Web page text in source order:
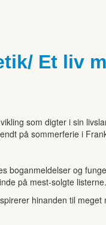
Et liv
som digter i sin
på sommerferie i
boganmeldelser og
på mest-solgte listerne.
hinanden til